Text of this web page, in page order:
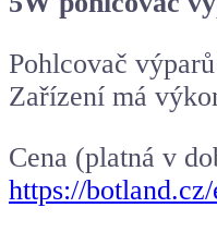
Pohlcovač
Zařízení má
Cena (platná v
https://